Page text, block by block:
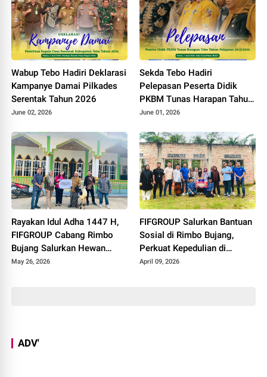
Wabup Tebo Hadiri Deklarasi
Kampanye Damai Pilkades
Serentak Tahun 2026
June 02, 2026
Sekda Tebo Hadiri
Pelepasan Peserta Didik
PKBM Tunas Harapan Tahun
Pelajaran 2025 - 2026
June 01, 2026
Rayakan Idul Adha 1447 H,
FIFGROUP Cabang Rimbo
Bujang Salurkan Hewan
Kurban di Masjid Jami Al-
May 26, 2026
FIFGROUP Salurkan Bantuan
Sosial di Rimbo Bujang,
Perkuat Kepedulian di
Momen Halal Bihalal
April 09, 2026
ADV'